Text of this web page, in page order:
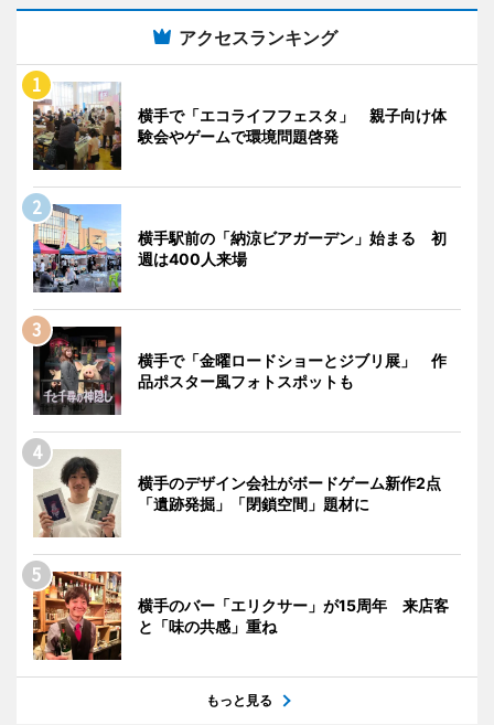
アクセスランキング
横手で「エコライフフェスタ」 親子向け体
験会やゲームで環境問題啓発
横手駅前の「納涼ビアガーデン」始まる 初
週は400人来場
横手で「金曜ロードショーとジブリ展」 作
品ポスター風フォトスポットも
横手のデザイン会社がボードゲーム新作2点
「遺跡発掘」「閉鎖空間」題材に
横手のバー「エリクサー」が15周年 来店客
と「味の共感」重ね
もっと見る